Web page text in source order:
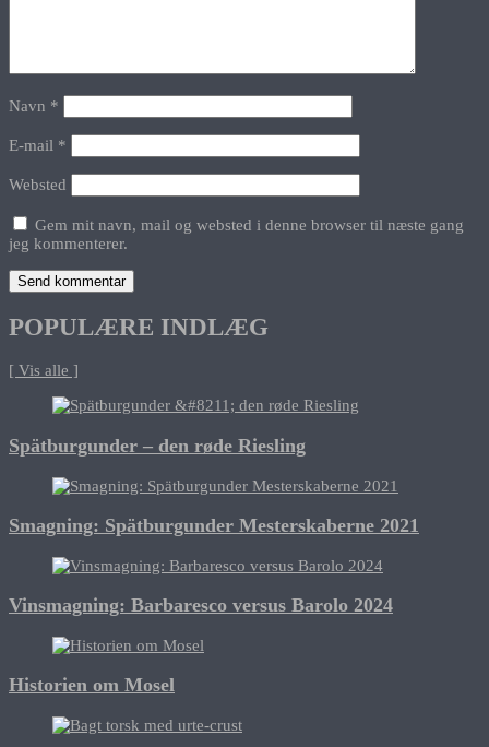
Navn *
E-mail *
Websted
Gem mit navn, mail og websted i denne browser til næste gang
jeg kommenterer.
POPULÆRE INDLÆG
[ Vis alle ]
Spätburgunder – den røde Riesling
Smagning: Spätburgunder Mesterskaberne 2021
Vinsmagning: Barbaresco versus Barolo 2024
Historien om Mosel